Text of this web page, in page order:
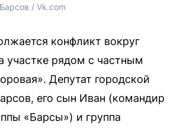
/ Vk.com
конфликт вокруг
участке рядом с частным
Депутат городской
его сын Иван (командир
«Барсы») и группа